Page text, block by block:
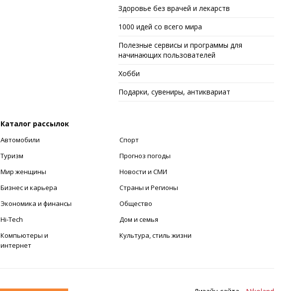
Здоровье без врачей и лекарств
1000 идей со всего мира
Полезные сервисы и программы для
начинающих пользователей
Хобби
Подарки, сувениры, антиквариат
Каталог рассылок
Автомобили
Туризм
Мир женщины
Бизнес и карьера
Экономика и финансы
Hi-Tech
Компьютеры и
интернет
Спорт
Прогноз погоды
Новости и СМИ
Страны и Регионы
Общество
Дом и семья
Культура, стиль жизни